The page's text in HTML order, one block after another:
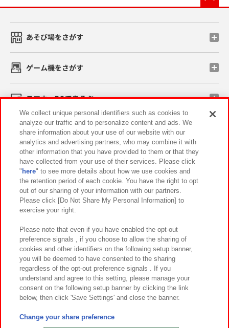
あそび場をさがす
ゲーム機をさがす
スマホ・PCであそぶ
イベント・キャンペーン
関連会社 サステナビリティ サイトポリシー
プライバシーポリシー ウェブアクセシビリティ方針と検証結果
お取引先さまとともに
カスタマーハラスメント対応方針 よくあるご質問・お問い合わせ
©Bandai Namco Amusement Inc.
©Bandai Namco Amusement Lab Inc.
We collect unique personal identifiers such as cookies to
analyze our traffic and to personalize content and ads. We
share information about your use of our website with our
analytics and advertising partners, who may combine it with
other information that you have provided to them or that they
have collected from your use of their services. Please click
" here" to see more details about how we use cookies and
the retention period of each cookie. You have the right to opt
out of our sharing of your information with our partners.
Please click [Do Not Share My Personal Information] to
exercise your right.
Please note that even if you have enabled the opt-out
preference signals , if you choose to allow the sharing of
cookies and other identifiers on the following setup banner,
you will be deemed to have consented to the sharing
regardless of the opt-out preference signals . If you
understand and agree to this setting, please manage your
consent on the following setup banner by clicking the link
below, then click 'Save Settings' and close the banner.
Change your share preference